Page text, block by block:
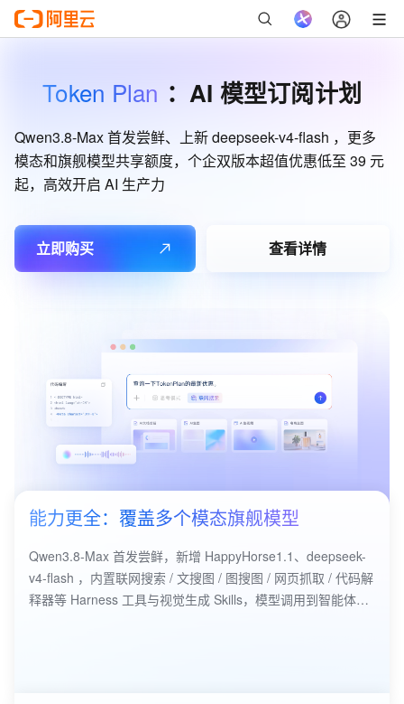
Token Plan ：AI 模型订阅计划
Qwen3.8-Max 首发尝鲜、上新 deepseek-v4-flash ，更多
模态和旗舰模型共享额度，个企双版本超值优惠低至 39 元
起，高效开启 AI 生产力
立即购买 查看详情
能力更全：覆盖多个模态旗舰模型
Qwen3.8-Max 首发尝鲜，新增 HappyHorse1.1、deepseek-
v4-flash ，内置联网搜索 / 文搜图 / 图搜图 / 网页抓取 / 代码解
释器等 Harness 工具与视觉生成 Skills，模型调用到智能体编